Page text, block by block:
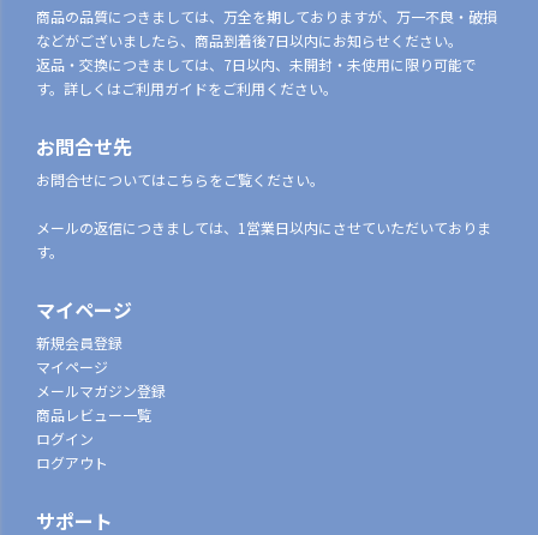
商品の品質につきましては、万全を期しておりますが、万一不良・破損
などがございましたら、商品到着後7日以内にお知らせください。
返品・交換につきましては、7日以内、未開封・未使用に限り可能で
す。詳しくはご利用ガイドをご利用ください。
お問合せ先
お問合せについてはこちらをご覧ください。
メールの返信につきましては、1営業日以内にさせていただいておりま
す。
マイページ
新規会員登録
マイページ
メールマガジン登録
商品レビュー一覧
ログイン
ログアウト
サポート